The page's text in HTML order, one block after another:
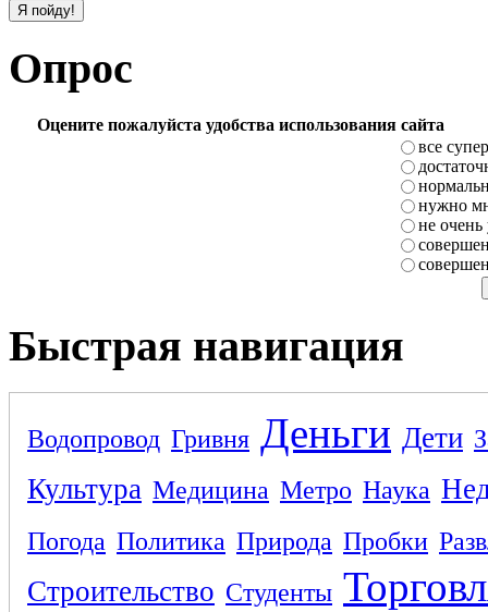
Опрос
Оцените пожалуйста удобства использования сайта
все супер
нужно
не очень
Быстрая навигация
Водопровод Гривня Деньги Дети
Культура Медицина Метро Наука
Погода Политика Природа Пробки
Строительство Студенты